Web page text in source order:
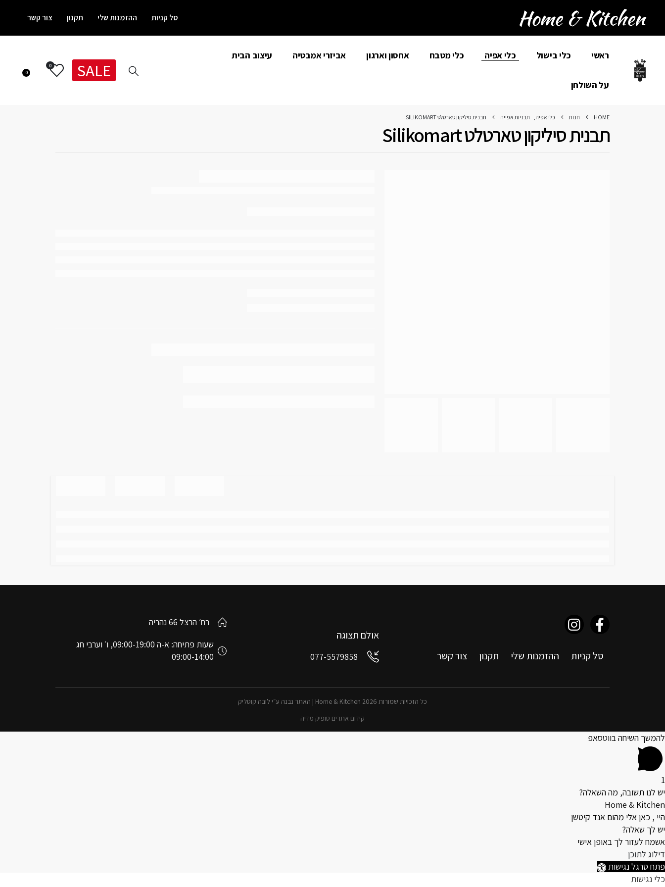
סל קניות ההזמנות שלי תקנון צור קשר
ראשי כלי בישול כלי אפיה כלי מטבח אחסון וארגון אביזרי אמבטיה עיצוב הבית
על השולחן
SALE
0
0
HOME חנות כלי אפיה, תבניות אפייה תבנית סיליקון טארטלט SILIKOMART
תבנית סיליקון טארטלט Silikomart
סל קניות ההזמנות שלי תקנון צור קשר
אולם תצוגה
077-5579858
רח׳ הרצל 66 נהריה
שעות פתיחה: א-ה 09:00-19:00, ו׳ וערבי חג
09:00-14:00
כל הזכויות שמורות 2026 Home & Kitchen | האתר נבנה ע״י לובה קוטליק
קידום אתרים טופיק מדיה
להמשך השיחה בווטסאפ
1
יש לנו תשובה, מה השאלה?
Home & Kitchen
היי , כאן אלי מהום אנד קיטשן
יש לך שאלה?
אשמח לעזור לך באופן אישי
דילוג לתוכן
פתח סרגל נגישות
כלי נגישות